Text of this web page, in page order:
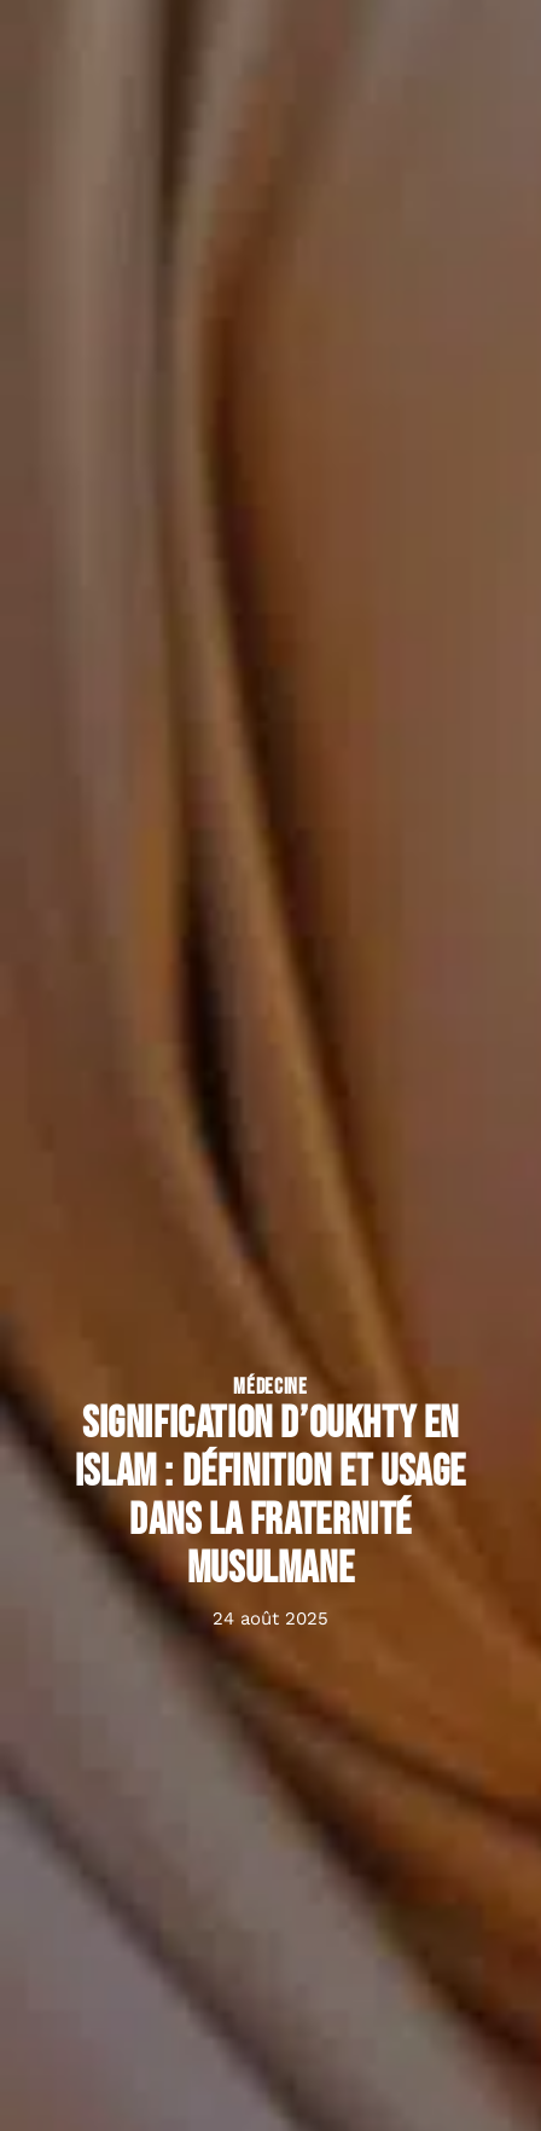
MÉDECINE
Signification d’Oukhty en
islam : définition et usage
dans la fraternité
musulmane
24 août 2025